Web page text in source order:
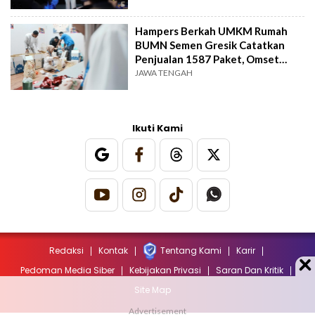
Hampers Berkah UMKM Rumah
BUMN Semen Gresik Catatkan
Penjualan 1587 Paket, Omset
Ratusan Juta Rupiah
JAWA TENGAH
Ikuti Kami
Redaksi Kontak Tentang Kami
Karir
Pedoman Media Siber
Kebijakan Privasi
Saran Dan Kritik
Site Map